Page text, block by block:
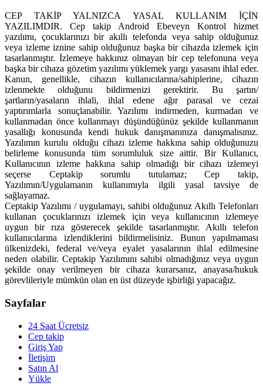
CEP TAKİP YALNIZCA YASAL KULLANIM İÇİN
YAZILIMDIR. Cep takip Android Ebeveyn Kontrol hizmet
yazılımı, çocuklarınızı bir akıllı telefonda veya sahip olduğunuz
veya izleme iznine sahip olduğunuz başka bir cihazda izlemek için
tasarlanmıştır. İzlemeye hakkınız olmayan bir cep telefonuna veya
başka bir cihaza gözetim yazılımı yüklemek yargı yasasını ihlal eder.
Kanun, genellikle, cihazın kullanıcılarına/sahiplerine, cihazın
izlenmekte olduğunu bildirmenizi gerektirir. Bu şartın/
şartların/yasaların ihlali, ihlal edene ağır parasal ve cezai
yaptırımlarla sonuçlanabilir. Yazılımı indirmeden, kurmadan ve
kullanmadan önce kullanmayı düşündüğünüz şekilde kullanmanın
yasallığı konusunda kendi hukuk danışmanınıza danışmalısınız.
Yazılımın kurulu olduğu cihazı izleme hakkına sahip olduğunuzu
belirleme konusunda tüm sorumluluk size aittir. Bir Kullanıcı,
Kullanıcının izleme hakkına sahip olmadığı bir cihazı izlemeyi
seçerse Ceptakip sorumlu tutulamaz; Cep takip,
Yazılımın/Uygulamanın kullanımıyla ilgili yasal tavsiye de
sağlayamaz.
Ceptakip Yazılımı / uygulamayı, sahibi olduğunuz Akıllı Telefonları
kullanan çocuklarınızı izlemek için veya kullanıcının izlemeye
uygun bir rıza gösterecek şekilde tasarlanmıştır. Akıllı telefon
kullanıcılarına izlendiklerini bildirmelisiniz. Bunun yapılmaması
ülkenizdeki, federal ve/veya eyalet yasalarının ihlal edilmesine
neden olabilir. Ceptakip Yazılımını sahibi olmadığınız veya uygun
şekilde onay verilmeyen bir cihaza kurarsanız, anayasa/hukuk
görevlileriyle mümkün olan en üst düzeyde işbirliği yapacağız.
Sayfalar
24 Saat Ücretsiz
Cep takip
Giriş Yap
İletişim
Satın Al
Yükle